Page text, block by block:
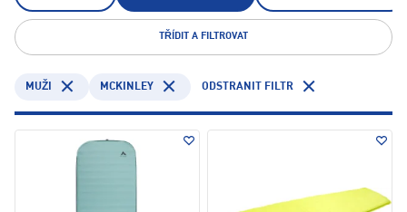
TŘÍDIT A FILTROVAT
MUŽI MCKINLEY ODSTRANIT FILTR